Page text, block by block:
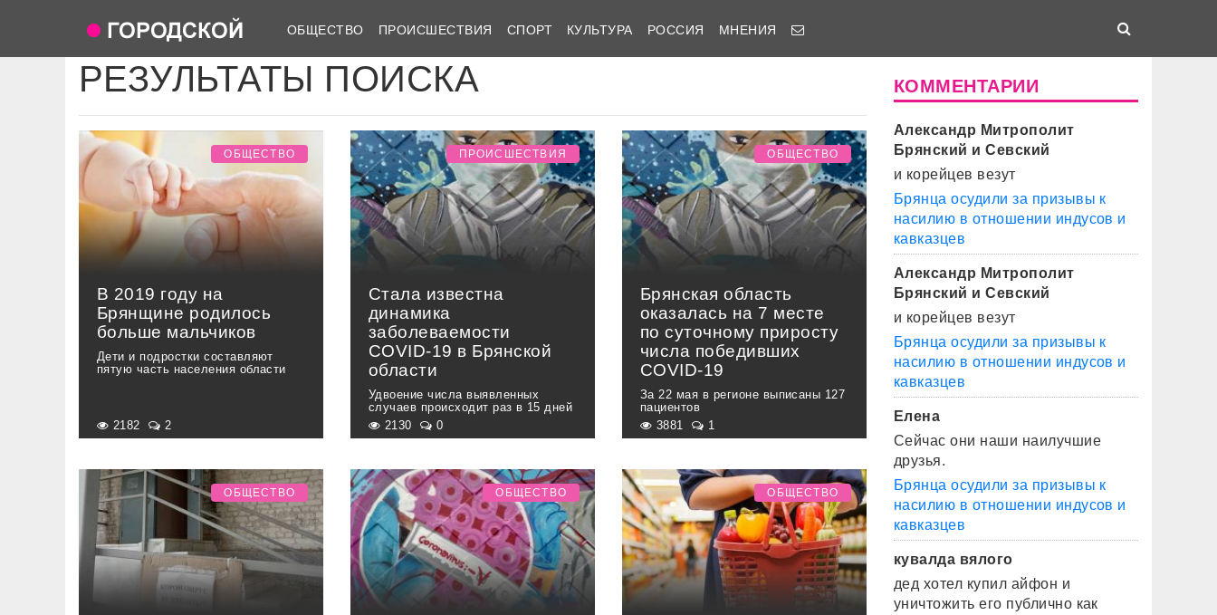
ОБЩЕСТВО ПРОИСШЕСТВИЯ СПОРТ КУЛЬТУРА РОССИЯ МНЕНИЯ
РЕЗУЛЬТАТЫ ПОИСКА
В 2019 году на
Брянщине родилось
больше мальчиков
Дети и подростки составляют
пятую часть населения области
ОБЩЕСТВО
2182 2
Стала известна
динамика
заболеваемости
COVID-19 в Брянской
области
Удвоение числа выявленных
случаев происходит раз в 15 дней
ПРОИСШЕСТВИЯ
2130 0
Брянская область
оказалась на 7 месте
по суточному приросту
числа победивших
COVID-19
За 22 мая в регионе выписаны 127
пациентов
ОБЩЕСТВО
3881 1
ОБЩЕСТВО ОБЩЕСТВО ОБЩЕСТВО
КОММЕНТАРИИ
Александр Митрополит
Брянский и Севский
и корейцев везут
Брянца осудили за призывы к
насилию в отношении индусов и
кавказцев
Александр Митрополит
Брянский и Севский
и корейцев везут
Брянца осудили за призывы к
насилию в отношении индусов и
кавказцев
Елена
Сейчас они наши наилучшие
друзья.
Брянца осудили за призывы к
насилию в отношении индусов и
кавказцев
кувалда вялого
дед хотел купил айфон и
уничтожить его публично как